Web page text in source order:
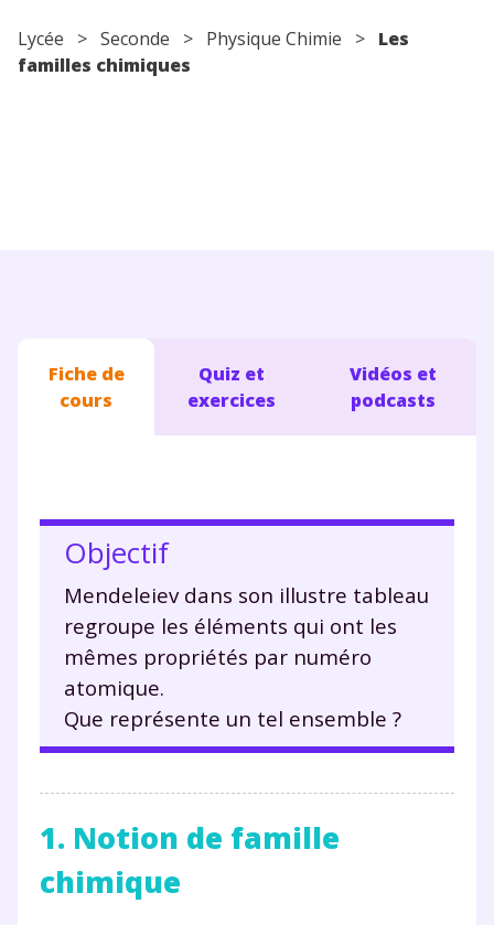
Lycée > Seconde > Physique Chimie > Les
familles chimiques
Fiche de
cours
Quiz et
exercices
Vidéos et
podcasts
Objectif
Mendeleiev dans son illustre tableau
regroupe les éléments qui ont les
mêmes propriétés par numéro
atomique.
Que représente un tel ensemble ?
1. Notion de famille
chimique